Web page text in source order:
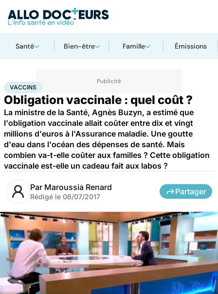
Santé Bien-être Famille Émissions
AccueilSanté Vaccins
VACCINS
Obligation vaccinale : quel coût ?
La ministre de la Santé, Agnès Buzyn, a estimé que
l'obligation vaccinale allait coûter entre dix et vingt
millions d'euros à l'Assurance maladie. Une goutte
d'eau dans l'océan des dépenses de santé. Mais
combien va-t-elle coûter aux familles ? Cette obligation
vaccinale est-elle un cadeau fait aux labos ?
Par Maroussia Renard
Rédigé le 06/07/2017
Partager